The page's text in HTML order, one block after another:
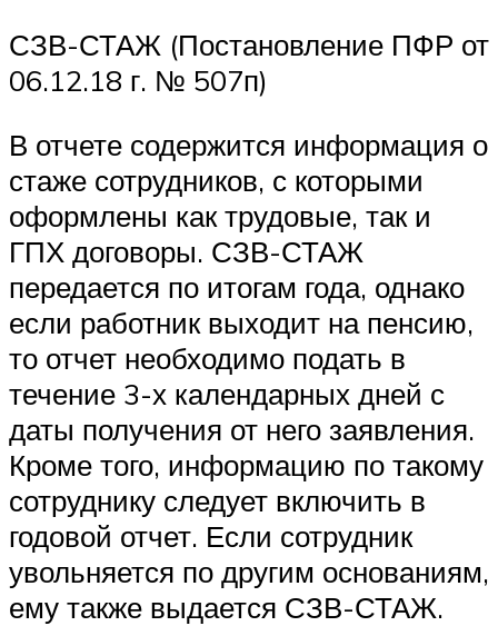
СЗВ-СТАЖ (Постановление ПФР от
06.12.18 г. № 507п)
В отчете содержится информация о
стаже сотрудников, с которыми
оформлены как трудовые, так и
ГПХ договоры. СЗВ-СТАЖ
передается по итогам года, однако
если работник выходит на пенсию,
то отчет необходимо подать в
течение 3-х календарных дней с
даты получения от него заявления.
Кроме того, информацию по такому
сотруднику следует включить в
годовой отчет. Если сотрудник
увольняется по другим основаниям,
ему также выдается СЗВ-СТАЖ.